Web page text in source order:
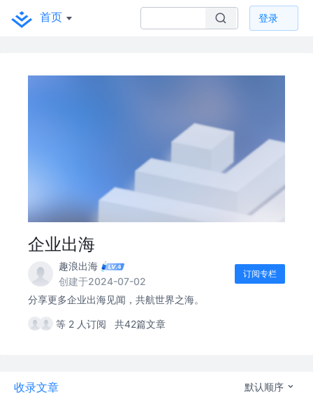
首页 登录
企业出海
趣浪出海
创建于2024-07-02
订阅专栏
分享更多企业出海见闻，共航世界之海。
等 2 人订阅 共42篇文章
收录文章 默认顺序